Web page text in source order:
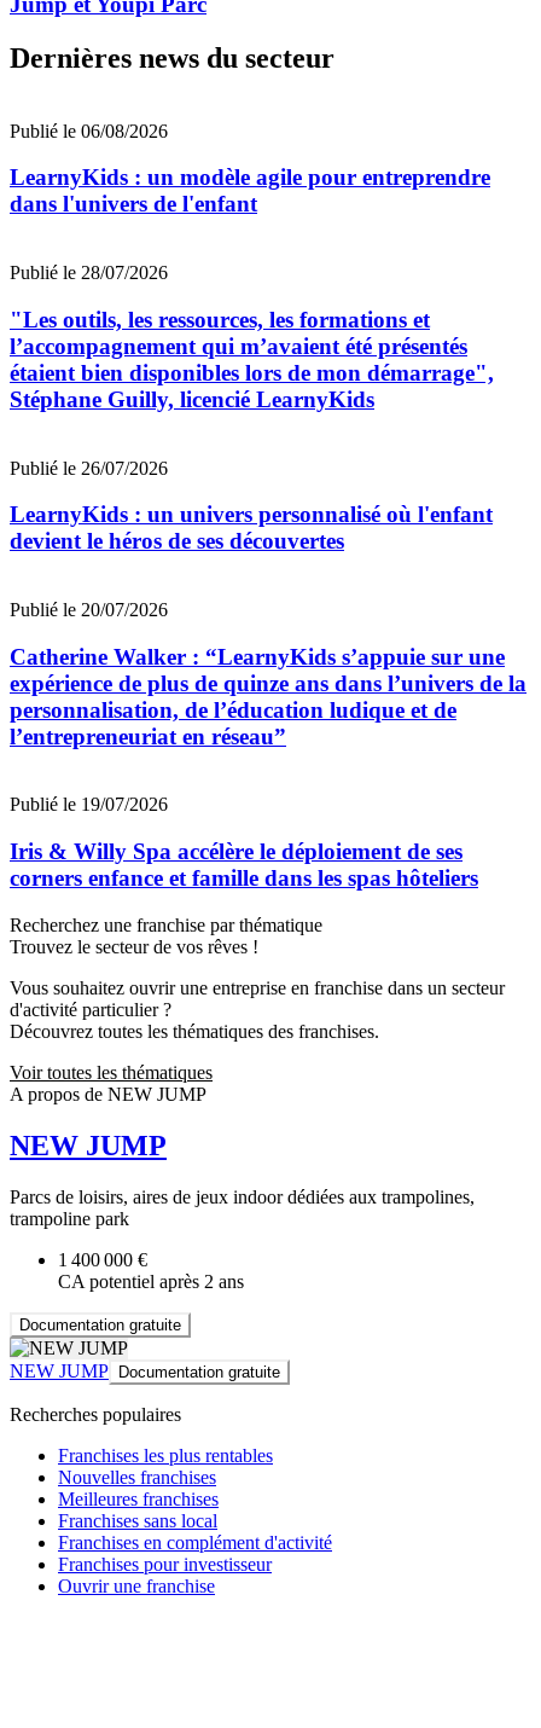
Dernières news du secteur
Publié le 06/08/2026
LearnyKids : un modèle agile pour entreprendre
dans l'univers de l'enfant
Publié le 28/07/2026
"Les outils, les ressources, les formations et
l’accompagnement qui m’avaient été présentés
étaient bien disponibles lors de mon démarrage",
Stéphane Guilly, licencié LearnyKids
Publié le 26/07/2026
LearnyKids : un univers personnalisé où l'enfant
devient le héros de ses découvertes
Publié le 20/07/2026
Catherine Walker : “LearnyKids s’appuie sur une
expérience de plus de quinze ans dans l’univers de la
personnalisation, de l’éducation ludique et de
l’entrepreneuriat en réseau”
Publié le 19/07/2026
Iris & Willy Spa accélère le déploiement de ses
corners enfance et famille dans les spas hôteliers
Recherchez une franchise par thématique
Trouvez le secteur de vos rêves !
Vous souhaitez ouvrir une entreprise en franchise dans un secteur
d'activité particulier ?
Découvrez toutes les thématiques des franchises.
Voir toutes les thématiques
A propos de NEW JUMP
NEW JUMP
Parcs de loisirs, aires de jeux indoor dédiées aux trampolines,
trampoline park
1 400 000 €
CA potentiel après 2 ans
Documentation gratuite
NEW JUMP Documentation gratuite
Recherches populaires
Franchises les plus rentables
Nouvelles franchises
Meilleures franchises
Franchises sans local
Franchises en complément d'activité
Franchises pour investisseur
Ouvrir une franchise